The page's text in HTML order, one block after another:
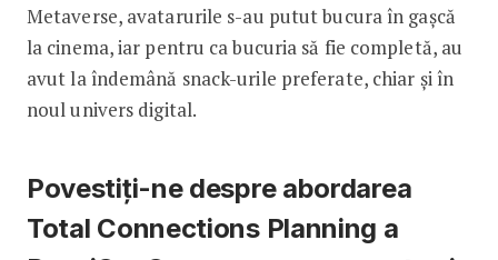
Metaverse, avatarurile s-au putut bucura în gașcă
la cinema, iar pentru ca bucuria să fie completă, au
avut la îndemână snack-urile preferate, chiar și în
noul uni­vers digital.
Povestiți-ne despre abordarea
Total Connections Planning a